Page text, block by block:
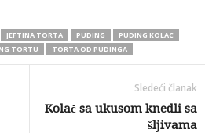
JEFTINA TORTA PUDING
PUDING KOLAC
TORTU TORTA OD PUDINGA
Sledeći članak
Kolač sa ukusom knedli sa
šljivama